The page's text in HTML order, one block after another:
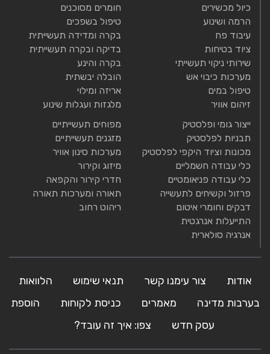
כיול מכשירים
הרמה ושינוע
עיבוד פח
ציוד בטיחות
שירותי ניקוי תעשייתי
מערכות כיבוי אש
טיפול במים
זיהום אוויר
חומרים מסוכנים
טיפול בשפכים
בקרה ומדידה תעשייתית
בדיקה ובקרה תעשייתית
בקרה והינע
הובלה יבשתית
אריזה ומילוי
מלגזות ועגלות שינוע
ייצור גומי ופלסטיק
תבניות לפלסטיק
מכונות וציוד היקפי לפלסטיק
כלי עבודה חשמליים
כלי עבודה פניאומטיים
פרזול וקשיחים לתעשייה
דבקים וחומרי איטום
התייעלות אנרגטית
אנרגיה סולארית
מפוחים תעשייתיים
מזגנים תעשייתיים
מערכות סינון אוויר
מיזוג וקירור
חדרי קירור והקפאה
תאורה ומערכות תאורה
ריהוט רחוב
אודות צור עימנו קשר תנאי שימוש
הלוואות
בערבות מדינה
מאמרים כניסת לקוחות
הוספת
עסק חדש
צפו: איך זה עובד?